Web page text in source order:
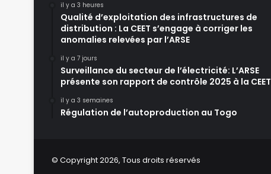
il y a 3 heures
Qualité d’exploitation des infrastructures de
distribution : La CEET s’engage à corriger les
anomalies relevées par l’ARSE
il y a 7 jours
Surveillance du secteur de l’électricité: L’ARSE
présente son rapport de contrôle 2025 à la CEET
il y a 3 semaines
Régulation de l’autoproduction au Togo
© Copyright 2026, Tous droits réservés